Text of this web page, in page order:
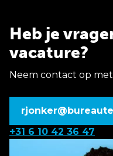
Heb je
vacature?
Neem contact op
+31 6 10 42 36 47